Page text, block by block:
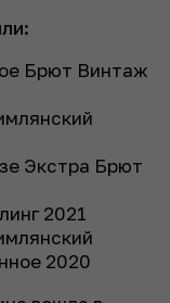
Брют Винтаж
Экстра Брют
2021
2020